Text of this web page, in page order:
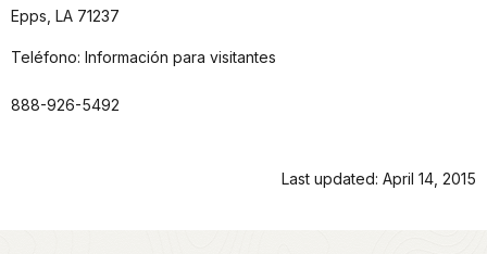
Epps, LA 71237
Teléfono: Información para visitantes
888-926-5492
Last updated: April 14, 2015